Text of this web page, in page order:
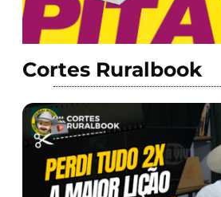
Cortes Ruralbook